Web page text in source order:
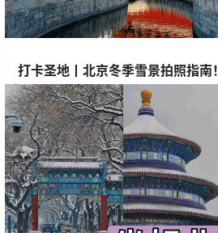
打卡圣地丨北京冬季雪景拍照指南！